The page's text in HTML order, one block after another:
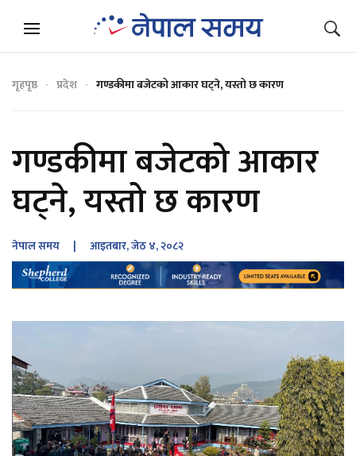
गृहपृष्ठ प्रदेश गण्डकीमा बजेटको आकार घट्ने, यस्तो छ कारण
गण्डकीमा बजेटको आकार
घट्ने, यस्तो छ कारण
नेपाल समय | आइतबार, जेठ ४, २०८२